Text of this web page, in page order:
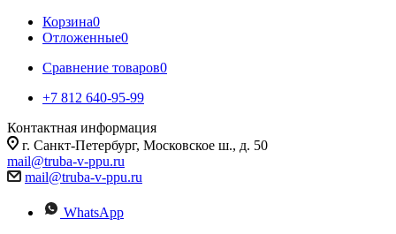
Корзина0
Отложенные0
Сравнение товаров0
+7 812 640-95-99
Контактная информация
г. Санкт-Петербург, Московское ш., д. 50
mail@truba-v-ppu.ru
mail@truba-v-ppu.ru
WhatsApp